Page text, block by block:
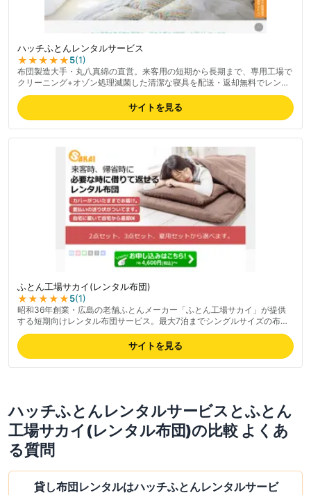
ハッチふとんレンタルサービス
★★★★★5(1)
布団製造大手・丸八真綿の直営。来客用の短期から長期まで、専用工場で
クリーニング+オゾン処理滅菌した清潔な寝具を配送・返却無料でレンタ
ルできる布団レンタルサービスです。90%ダウンの軽量で体にフィットす
る掛布団など高品質寝具を扱い、丸八真綿ブランドの品質保証で安心。送
付・引き取りサービスの利便性も支持されています。最新の料金は公式サ
イトでご確認ください。
サイトを見る
ふとん工場サカイ(レンタル布団)
★★★★★5(1)
昭和36年創業・広島の老舗ふとんメーカー「ふとん工場サカイ」が提供
する短期向けレンタル布団サービス。最大7泊までシングルサイズの布団
セット(掛け布団・敷布団・枕・カバー付き)を貸し出し、本州・四国・九
州に配送対応。返却は梱包資材と着払伝票が同梱され利用者が集荷依頼す
るだけ。工場製の清潔な布団を来客時や帰省時に手軽に利用できる。
サイトを見る
ハッチふとんレンタルサービス とふとん
工場サカイ(レンタル布団)の比較 よくあ
る質問
貸し布団レンタルはハッチふとんレンタルサービ